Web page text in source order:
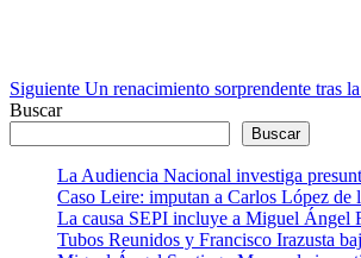
Siguiente Un renacimiento sorprendente tras
Buscar
Buscar
La Audiencia Nacional investiga
Caso Leire: imputan a Carlos López de
La causa SEPI incluye a Miguel Ángel
Tubos Reunidos y Francisco Irazusta